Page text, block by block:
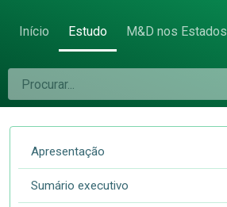
Início Estudo M&D nos Estados
Apresentação
Sumário executivo